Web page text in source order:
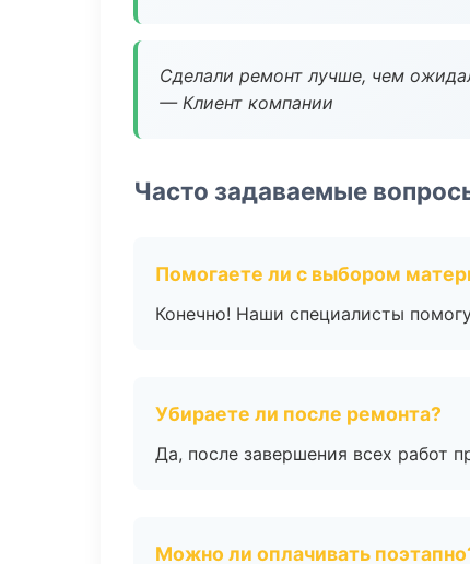
Сделали ремонт лучше, чем
— Клиент компании
Часто задаваемые
Помогаете ли с выбором
Конечно! Наши специалисты
Убираете ли после ремонта?
Да, после завершения всех работ
Можно ли оплачивать